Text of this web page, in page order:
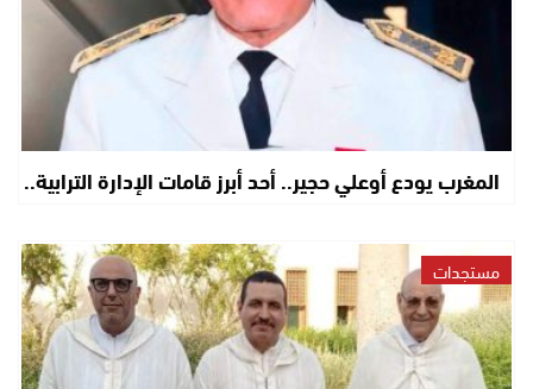
المغرب يودع أوعلي حجير.. أحد أبرز قامات الإدارة الترابية..
مستجدات